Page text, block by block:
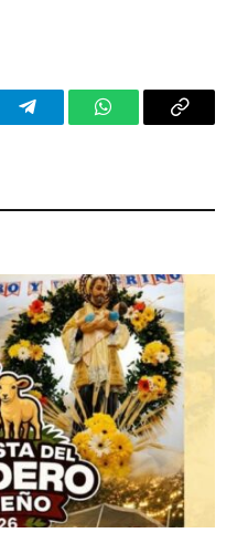
TelegramWhatsAppCopy